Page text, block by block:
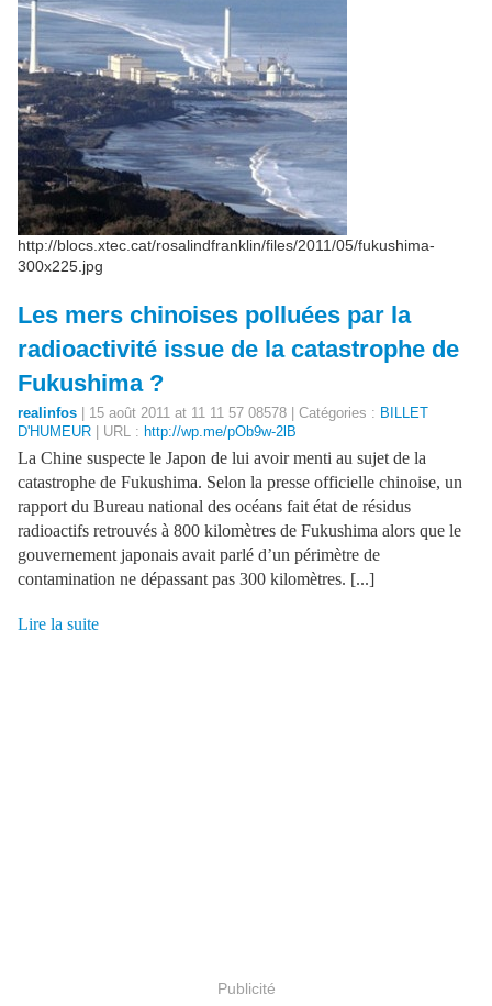
http://blocs.xtec.cat/rosalindfranklin/files/2011/05/fukushima-
300x225.jpg
Les mers chinoises polluées par la
radioactivité issue de la catastrophe de
Fukushima ?
realinfos | 15 août 2011 at 11 11 57 08578 | Catégories : BILLET
D'HUMEUR | URL : http://wp.me/pOb9w-2lB
La Chine suspecte le Japon de lui avoir menti au sujet de la
catastrophe de Fukushima. Selon la presse officielle chinoise, un
rapport du Bureau national des océans fait état de résidus
radioactifs retrouvés à 800 kilomètres de Fukushima alors que le
gouvernement japonais avait parlé d’un périmètre de
contamination ne dépassant pas 300 kilomètres. [...]
Lire la suite
Publicité